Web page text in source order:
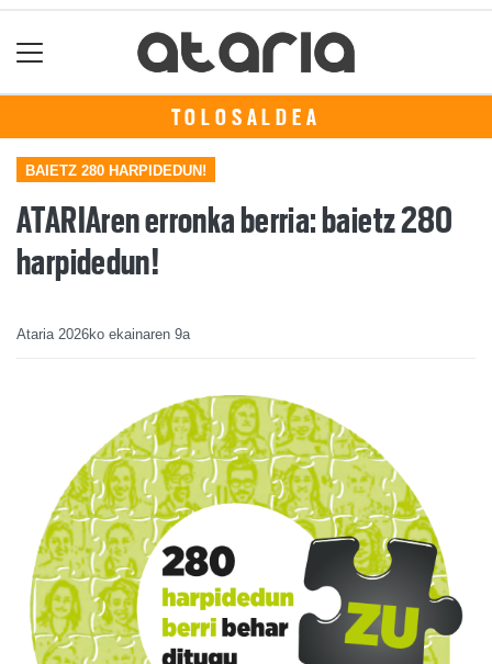
TOLOSALDEA
BAIETZ 280 HARPIDEDUN!
ATARIAren erronka berria: baietz 280
harpidedun!
Ataria 2026ko ekainaren 9a